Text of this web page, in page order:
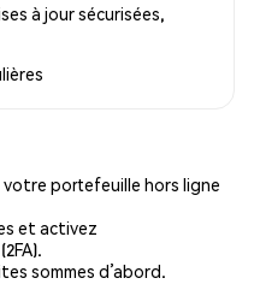
à jour sécurisées,
votre portefeuille hors ligne
et activez
sommes d’abord.